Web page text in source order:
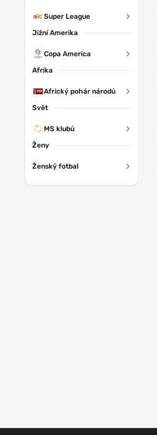
Super League
Jižní Amerika
Copa America
Afrika
Africký pohár národů
Svět
MS klubů
Ženy
Ženský fotbal